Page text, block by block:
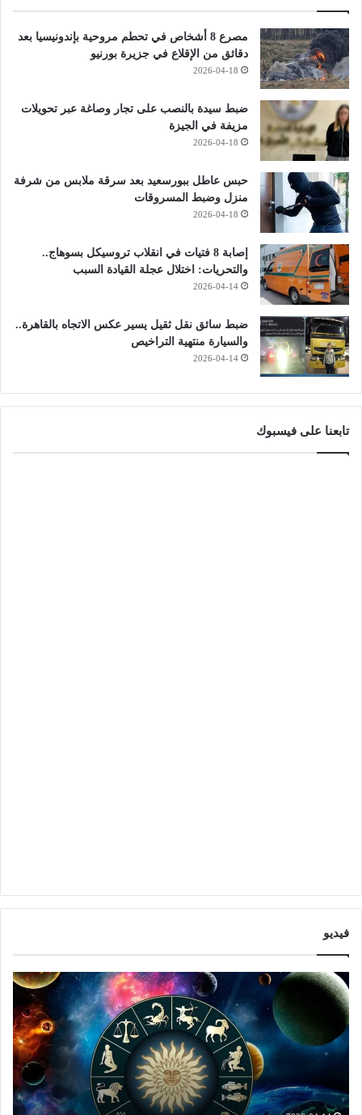
مصرع 8 أشخاص في تحطم مروحية بإندونيسيا بعد
دقائق من الإقلاع في جزيرة بورنيو
2026-04-18
ضبط سيدة بالنصب على تجار وصاغة عبر تحويلات
مزيفة في الجيزة
2026-04-18
حبس عاطل ببورسعيد بعد سرقة ملابس من شرفة
منزل وضبط المسروقات
2026-04-18
إصابة 8 فتيات في انقلاب تروسيكل بسوهاج..
والتحريات: اختلال عجلة القيادة السبب
2026-04-14
ضبط سائق نقل ثقيل يسير عكس الاتجاه بالقاهرة..
والسيارة منتهية التراخيص
2026-04-14
تابعنا على فيسبوك
فيديو
ب
ر
ا
ج
ه